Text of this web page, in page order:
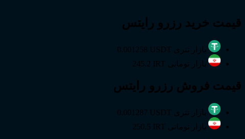
قیمت خرید رزرو رایتس
بازار تتری 0.001258 USDT
بازار تومانی 245.2 IRT
قیمت فروش رزرو رایتس
بازار تتری 0.001287 USDT
بازار تومانی 250.5 IRT